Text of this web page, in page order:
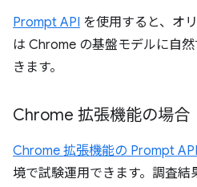
Prompt API を使用すると、オ
は Chrome の基盤モデルに自
きます。
Chrome 拡張機能の場合
Chrome 拡張機能の Prompt API
境で試験運用できます。調査結